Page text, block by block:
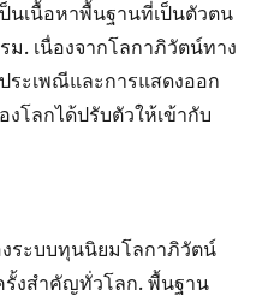
นเนื้อหาพื้นฐานที่เป็นตัวตน
. เนื่องจากโลกาภิวัตน์ทาง
ะเพณีและการแสดงออก
โลกได้ปรับตัวให้เข้ากับ
ระบบทุนนิยมโลกาภิวัตน์
รั้งสำคัญทั่วโลก. พื้นฐาน